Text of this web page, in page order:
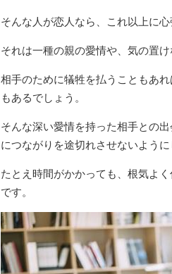
そんな人が恋人なら、これ以上に心
それは一種の親の愛情や、気の置
相手のために犠牲を払うこともあ
もあるでしょう。
そんな深い愛情を持った相手との
につながりを途切れさせないように
たとえ時間がかかっても、根気よ
です。